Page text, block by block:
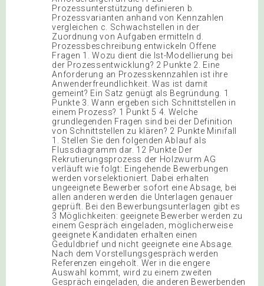
Prozessunterstützung definieren b.
Prozessvarianten anhand von Kennzahlen
vergleichen c. Schwachstellen in der
Zuordnung von Aufgaben ermitteln d.
Prozessbeschreibung entwickeln Offene
Fragen 1. Wozu dient die Ist-Modellierung bei
der Prozessentwicklung? 2 Punkte 2. Eine
Anforderung an Prozesskennzahlen ist ihre
Anwenderfreundlichkeit. Was ist damit
gemeint? Ein Satz genügt als Begründung. 1
Punkte 3. Wann ergeben sich Schnittstellen in
einem Prozess? 1 Punkt 5 4. Welche
grundlegenden Fragen sind bei der Definition
von Schnittstellen zu klären? 2 Punkte Minifall
1. Stellen Sie den folgenden Ablauf als
Flussdiagramm dar. 12 Punkte Der
Rekrutierungsprozess der Holzwurm AG
verläuft wie folgt: Eingehende Bewerbungen
werden vorselektioniert. Dabei erhalten
ungeeignete Bewerber sofort eine Absage, bei
allen anderen werden die Unterlagen genauer
geprüft. Bei den Bewerbungsunterlagen gibt es
3 Möglichkeiten: geeignete Bewerber werden zu
einem Gespräch eingeladen, möglicherweise
geeignete Kandidaten erhalten einen
Geduldbrief und nicht geeignete eine Absage.
Nach dem Vorstellungsgespräch werden
Referenzen eingeholt. Wer in die engere
Auswahl kommt, wird zu einem zweiten
Gespräch eingeladen, die anderen Bewerbenden